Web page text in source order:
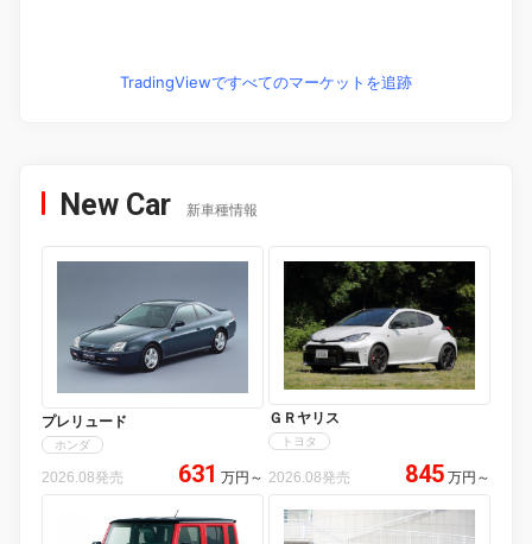
TradingViewですべてのマーケットを追跡
New Car 新車種情報
プレリュード
ホンダ
2026.08発売 631 万円 ～
ＧＲヤリス
トヨタ
2026.08発売 845 万円 ～